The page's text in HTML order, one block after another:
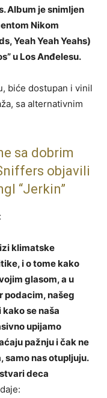
Album je snimljen
Nikom
Yeah Yeah Yeahs)
u Los Anđelesu.
biće dostupan i vinil
sa alternativnim
sa dobrim
objavili
“Jerkin”
klimatske
i o tome kako
glasom, a u
podacim, našeg
se naša
upijamo
pažnju i čak ne
samo nas otupljuju.
deca